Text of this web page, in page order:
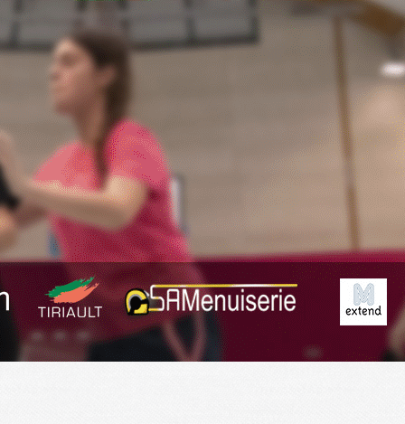
Exporter les lignes sélectionnées
Exporter toutes les colonnes
Exporter uniquement les colonnes affichées
Fil Info
Anciennes News
?>
Images de la page d'accueil
Cliquez pour éditer